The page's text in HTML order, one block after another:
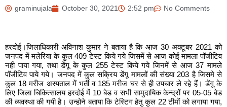
graminujala October 30, 2021 2:52 pm No Comments
हरदोई।जिलाधिकारी अविनाश कुमार ने बताया है कि आज 30 अक्टूबर 2021 को
जनपद में मलेरिया के कुल 409 टेस्ट किये गये जिसमें से आज कोई मामला पॉजीटिव
नही पाया गया, तथा डेंगू के कुल 255 टेस्ट किये गये जिनमें से आज 37 मामले
पॉजीटिव पाये गये। जनपद में कुल सक्रिय डेंगू मामलों की संख्या 203 है जिसमे से
कुल 18 मरीज अस्पताल में भर्ती व 185 मरीज घर से ही उपचार ले रहे हैं। डेंगू के
लिए जिला चिकित्सालय हरदोई में 10 बेड व सभी सामुदायिक केन्द्रों पर 05-05 बेड
की व्यवस्था की गयी है। उन्होने बताया कि टेस्टिग हेतु कुल 22 टीमों को लगाया गया,